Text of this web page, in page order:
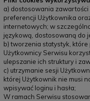
a) dostosowania
preferencji Użytkownika
internetowych; w
językową, dostosowaną do
b) tworzenia statystyk,
Użytkownicy Serwisu
ulepszanie ich struktury i
c) utrzymanie sesji
której Użytkownik nie musi
wpisywać loginu i hasła;
W ramach Serwisu